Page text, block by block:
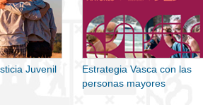
Juvenil
Estrategia Vasca con las
personas mayores